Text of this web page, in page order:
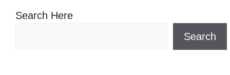
Search Here
Search